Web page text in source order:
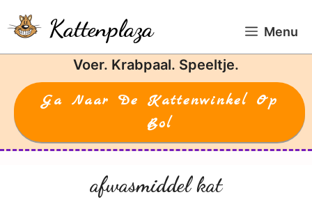
naar
de
Kattenplaza Menu
Voer. Krabpaal. Speeltje.
Ga Naar De Kattenwinkel Op
Bol
afwasmiddel kat